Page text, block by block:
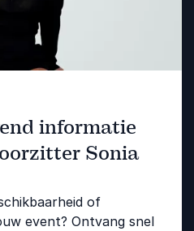
informatie
Sonia
of
event? Ontvang snel